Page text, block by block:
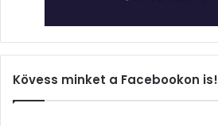
Kövess minket a Facebookon is!